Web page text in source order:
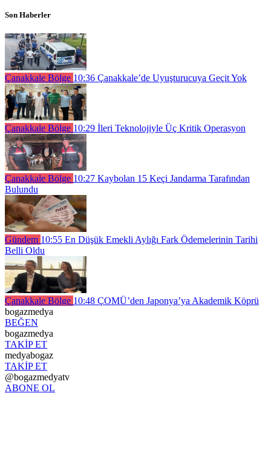
Son Haberler
Çanakkale Bölge 10:36 Çanakkale’de Uyuşturucuya Geçit Yok
Çanakkale Bölge 10:29 İleri Teknolojiyle Üç Kritik Operasyon
Çanakkale Bölge 10:27 Kaybolan 15 Keçi Jandarma Tarafından
Bulundu
Gündem 10:55 En Düşük Emekli Aylığı Fark Ödemelerinin Tarihi
Belli Oldu
Çanakkale Bölge 10:48 ÇOMÜ’den Japonya’ya Akademik Köprü
bogazmedya
BEĞEN
bogazmedya
TAKİP ET
medyabogaz
TAKİP ET
@bogazmedyatv
ABONE OL